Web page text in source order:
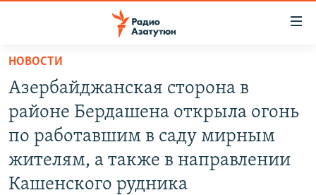
Перейти
основному
содержанию
Перейти
основной
навигации
ГЛАВНАЯ
НОВОСТИ
ПОЛИТИКА
ЭКОНОМИКА
НОВОСТИ
Азербайджанская сторона в
районе Бердашена открыла огонь
по работавшим в саду мирным
жителям, а также в направлении
Кашенского рудника